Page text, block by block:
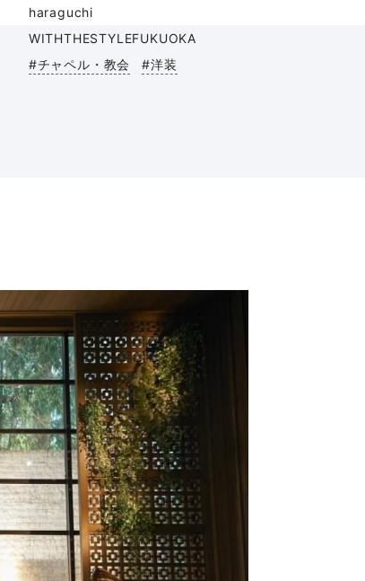
haraguchi
WITHTHESTYLEFUKUOKA
#チャペル・教会 #洋装